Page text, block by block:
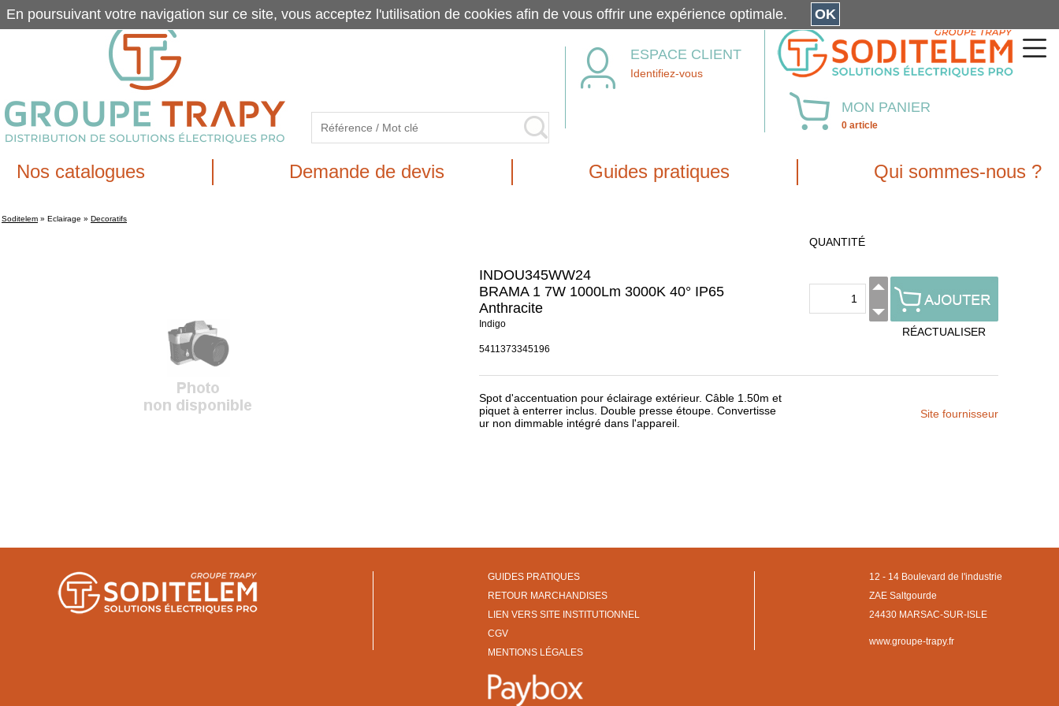
ESPACE CLIENT
Identifiez-vous
MON PANIER
0 article
Nos catalogues Demande de devis Guides pratiques Qui sommes-nous ?
Soditelem » Eclairage » Decoratifs
INDOU345WW24
BRAMA 1 7W 1000Lm 3000K 40° IP65
Anthracite
Indigo
5411373345196
QUANTITÉ
RÉACTUALISER
Spot d'accentuation pour éclairage extérieur. Câble 1.50m et
piquet à enterrer inclus. Double presse étoupe. Convertisse
ur non dimmable intégré dans l'appareil.
Site fournisseur
GUIDES PRATIQUES
RETOUR MARCHANDISES
LIEN VERS SITE INSTITUTIONNEL
CGV
MENTIONS LÉGALES
12 - 14 Boulevard de l'industrie
ZAE Saltgourde
24430 MARSAC-SUR-ISLE
www.groupe-trapy.fr
En poursuivant votre navigation sur ce site, vous acceptez l'utilisation de cookies afin de vous offrir une expérience optimale. OK